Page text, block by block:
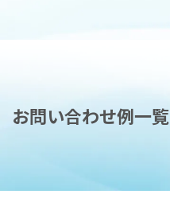
お問い合わせ例一覧